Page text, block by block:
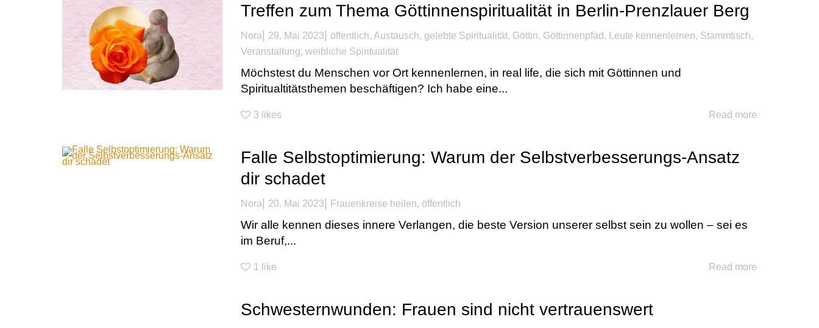
Treffen zum Thema Göttinnenspiritualität in Berlin-Prenzlauer Berg
Nora| 29. Mai 2023| öffentlich, Austausch, gelebte Spiritualität, Göttin, Göttinnenpfad, Leute kennenlernen, Stammtisch,
Veranstaltung, weibliche Spiritualität
Möchstest du Menschen vor Ort kennenlernen, in real life, die sich mit Göttinnen und
Spiritualtitätsthemen beschäftigen? Ich habe eine...
3 likes Read more
Falle Selbstoptimierung: Warum der Selbstverbesserungs-Ansatz
dir schadet
Nora 20. Mai 2023 Frauenkreise heilen, öffentlich
Wir alle kennen dieses innere Verlangen, die beste Version unserer selbst sein zu wollen – sei es
im Beruf,...
1 like Read more
Schwesternwunden: Frauen sind nicht vertrauenswert